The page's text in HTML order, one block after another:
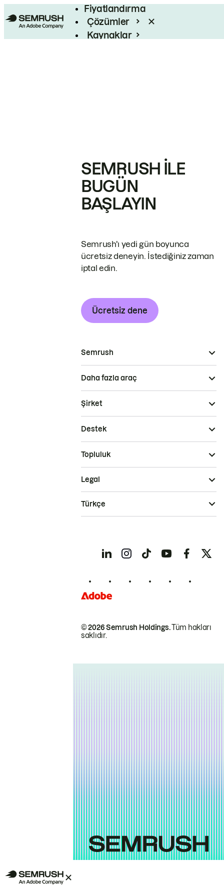
Fiyatlandırma
Çözümler
Kaynaklar
SEMRUSH ILE
BUGÜN
BAŞLAYIN
Semrush'ı yedi gün boyunca
ücretsiz deneyin. İstediğiniz zaman
iptal edin.
Ücretsiz dene
Semrush
Daha fazla araç
Şirket
Destek
Topluluk
© 2026 Semrush Holdings.Tüm hakları
saklıdır.
Legal
Türkçe